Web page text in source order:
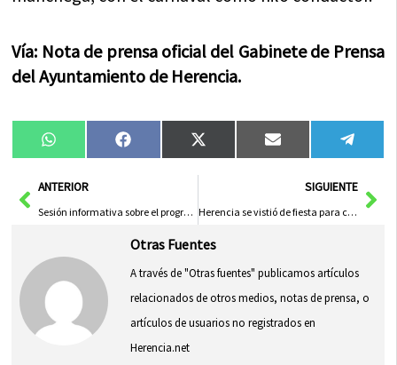
Vía: Nota de prensa oficial del Gabinete de Prensa
del Ayuntamiento de Herencia.
Compartir
en
WhatsAppCompartir
en
FacebookCompartir
en
X
(Twitter)
Compartir
en
Email
en
AntANTERIOR
Sesión informativa sobre el programa de acogida Vacaciones en Paz
SIGUIENTE
Herencia se vistió de fiesta para celebrar el Corpus Christi
Otras Fuentes
A través de "Otras fuentes" publicamos artículos
relacionados de otros medios, notas de prensa, o
artículos de usuarios no registrados en
Herencia.net